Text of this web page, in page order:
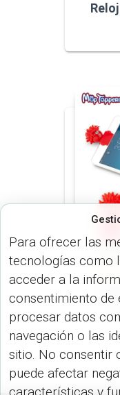
Para ofrecer las
tecnologías como
acceder a la
consentimiento
procesar datos
navegación o las
sitio. No consentir
puede afectar